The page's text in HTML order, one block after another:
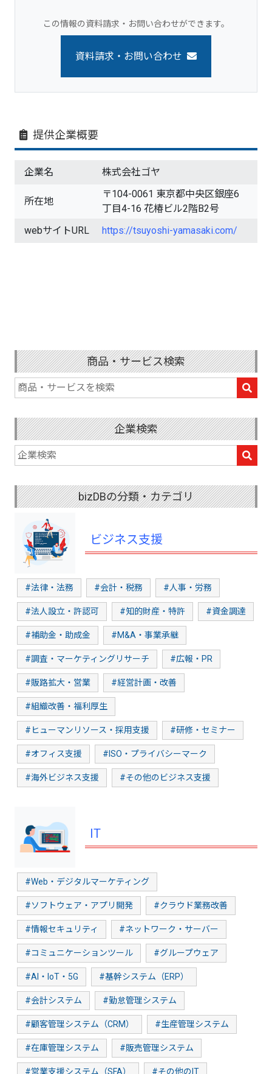
この情報の資料請求・お問い合わせができます。
資料請求・お問い合わせ
提供企業概要
企業名 株式会社ゴヤ
所在地
〒104-0061 東京都中央区銀座6
丁目4-16 花椿ビル2階B2号
webサイトURL
https://tsuyoshi-yamasaki.com/
商品・サービス検索
企業検索
bizDBの分類・カテゴリ
ビジネス支援
#法律・法務 #会計・税務 #人事・労務
#法人設立・許認可 #知的財産・特許 #資金調達
#補助金・助成金 #M&A・事業承継
#調査・マーケティングリサーチ #広報・PR
#販路拡大・営業 #経営計画・改善
#組織改善・福利厚生
#ヒューマンリソース・採用支援 #研修・セミナー
#オフィス支援 #ISO・プライバシーマーク
#海外ビジネス支援 #その他のビジネス支援
IT
#Web・デジタルマーケティング
#ソフトウェア・アプリ開発 #クラウド業務改善
#情報セキュリティ #ネットワーク・サーバー
#コミュニケーションツール #グループウェア
#AI・IoT・5G #基幹システム（ERP）
#会計システム #勤怠管理システム
#顧客管理システム（CRM） #生産管理システム
#在庫管理システム #販売管理システム
#営業支援システム（SFA） #その他のIT